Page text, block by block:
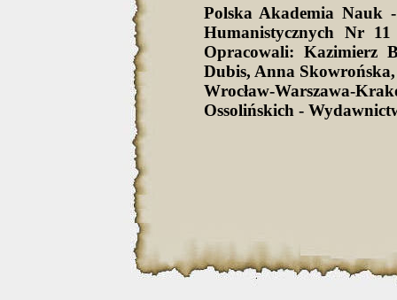
Polska Akademia Nauk
Humanistycznych Nr
Opracowali: Kazimierz
Dubis, Anna
Wrocław-Warszawa-
Ossolińskich -